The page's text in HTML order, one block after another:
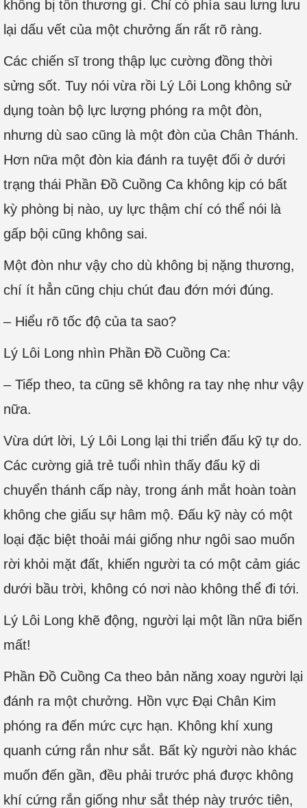
không bị tổn thương gì. Chỉ có phía sau lưng lưu
lại dấu vết của một chưởng ấn rất rõ ràng.
Các chiến sĩ trong thập lục cường đồng thời
sửng sốt. Tuy nói vừa rồi Lý Lôi Long không sử
dụng toàn bộ lực lượng phóng ra một đòn,
nhưng dù sao cũng là một đòn của Chân Thánh.
Hơn nữa một đòn kia đánh ra tuyệt đối ở dưới
trạng thái Phần Đồ Cuồng Ca không kịp có bất
kỳ phòng bị nào, uy lực thậm chí có thể nói là
gấp bội cũng không sai.
Một đòn như vậy cho dù không bị nặng thương,
chí ít hẳn cũng chịu chút đau đớn mới đúng.
– Hiểu rõ tốc độ của ta sao?
Lý Lôi Long nhìn Phần Đồ Cuồng Ca:
– Tiếp theo, ta cũng sẽ không ra tay nhẹ như vậy
nữa.
Vừa dứt lời, Lý Lôi Long lại thi triển đấu kỹ tự do.
Các cường giả trẻ tuổi nhìn thấy đấu kỹ di
chuyển thánh cấp này, trong ánh mắt hoàn toàn
không che giấu sự hâm mộ. Đấu kỹ này có một
loại đặc biệt thoải mái giống như ngôi sao muốn
rời khỏi mặt đất, khiến người ta có một cảm giác
dưới bầu trời, không có nơi nào không thể đi tới.
Lý Lôi Long khẽ động, người lại một lần nữa biến
mất!
Phần Đồ Cuồng Ca theo bản năng xoay người lại
đánh ra một chưởng. Hồn vực Đại Chân Kim
phóng ra đến mức cực hạn. Không khí xung
quanh cứng rắn như sắt. Bất kỳ người nào khác
muốn đến gần, đều phải trước phá được không
khí cứng rắn giống như sắt thép này trước tiên,